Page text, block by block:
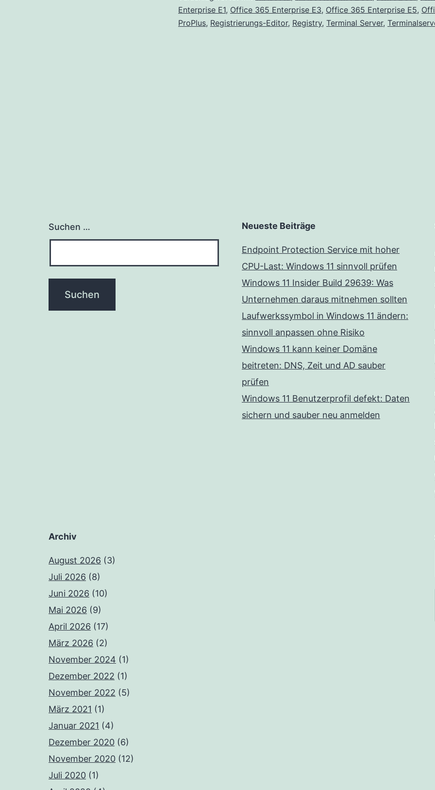
Enterprise E1, Office 365 Enterprise E3, Office 365 Enterprise E5,
ProPlus, Registrierungs-Editor, Registry, Terminal Server,
Suchen … Neueste Beiträge
Endpoint Protection Service mit hoher
CPU-Last: Windows 11 sinnvoll prüfen
Windows 11 Insider Build 29639: Was
Unternehmen daraus mitnehmen sollten
Laufwerkssymbol in Windows 11 ändern:
sinnvoll anpassen ohne Risiko
Windows 11 kann keiner Domäne
beitreten: DNS, Zeit und AD sauber
prüfen
Windows 11 Benutzerprofil defekt: Daten
sichern und sauber neu anmelden
Archiv
August 2026 (3)
Juli 2026 (8)
Juni 2026 (10)
Mai 2026 (9)
April 2026 (17)
März 2026 (2)
November 2024 (1)
Dezember 2022 (1)
November 2022 (5)
März 2021 (1)
Januar 2021 (4)
Dezember 2020 (6)
November 2020 (12)
Juli 2020 (1)